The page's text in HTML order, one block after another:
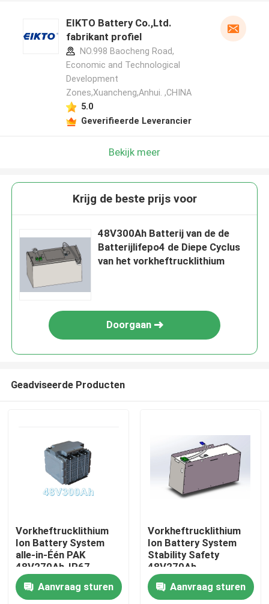
Thuis
Over ons
Contacten
EIKTO Battery Co.,Ltd.
fabrikant profiel
NO.998 Baocheng Road,
Economic and Technological
Development
Zones,Xuancheng,Anhui. ,CHINA
5.0
Geverifieerde Leverancier
Bekijk meer
Krijg de beste prijs voor
48V300Ah Batterij van de de
Batterijlifepo4 de Diepe Cyclus
van het vorkheftrucklithium
Doorgaan
Geadviseerde Producten
Vorkheftrucklithium
Ion Battery System
alle-in-Één PAK
48V270Ah-IP67
Aanvraag sturen
Vorkheftrucklithium
Ion Battery System
Stability Safety
48V270Ah
Aanvraag sturen